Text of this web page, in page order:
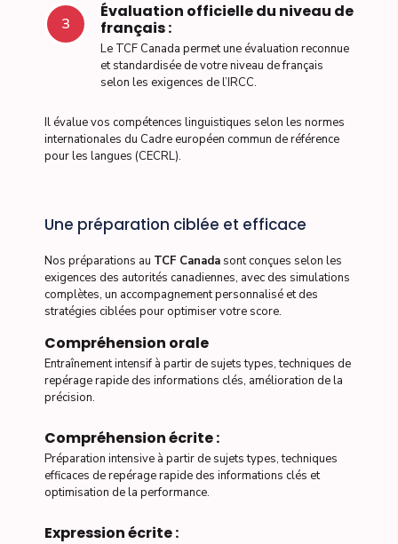
3
Évaluation officielle du niveau de
français :
Le TCF Canada permet une évaluation reconnue
et standardisée de votre niveau de français
selon les exigences de l’IRCC.
Il évalue vos compétences linguistiques selon les normes
internationales du Cadre européen commun de référence
pour les langues (CECRL).
Une préparation ciblée et efficace
Nos préparations au TCF Canada sont conçues selon les
exigences des autorités canadiennes, avec des simulations
complètes, un accompagnement personnalisé et des
stratégies ciblées pour optimiser votre score.
Compréhension orale
Entraînement intensif à partir de sujets types, techniques de
repérage rapide des informations clés, amélioration de la
précision.
Compréhension écrite :
Préparation intensive à partir de sujets types, techniques
efficaces de repérage rapide des informations clés et
optimisation de la performance.
Expression écrite :